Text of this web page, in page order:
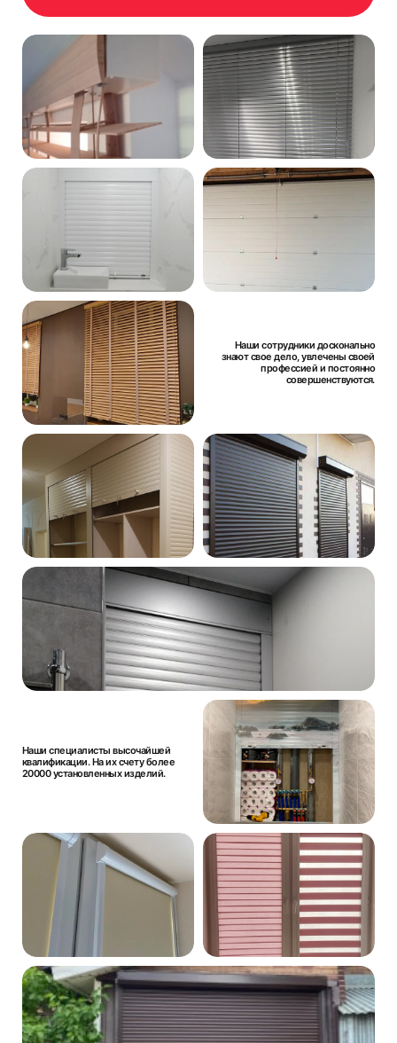
Наши сотрудники досконально
знают свое дело, увлечены своей
профессией и постоянно
совершенствуются.
Наши специалисты высочайшей
квалификации. На их счету более
20000 установленных изделий.